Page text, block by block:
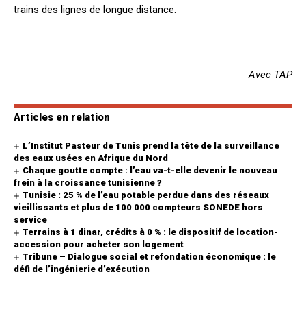
trains des lignes de longue distance.
Avec TAP
Articles en relation
L’Institut Pasteur de Tunis prend la tête de la surveillance
des eaux usées en Afrique du Nord
Chaque goutte compte : l’eau va-t-elle devenir le nouveau
frein à la croissance tunisienne ?
Tunisie : 25 % de l’eau potable perdue dans des réseaux
vieillissants et plus de 100 000 compteurs SONEDE hors
service
Terrains à 1 dinar, crédits à 0 % : le dispositif de location-
accession pour acheter son logement
Tribune – Dialogue social et refondation économique : le
défi de l’ingénierie d’exécution